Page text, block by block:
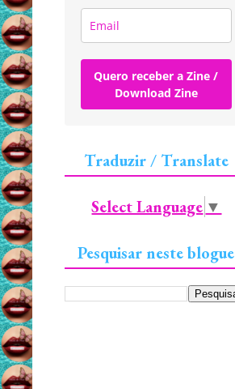
Quero receber a Zine /
Download Zine
Traduzir / Translate
Select Language ▼
Pesquisar neste blogue